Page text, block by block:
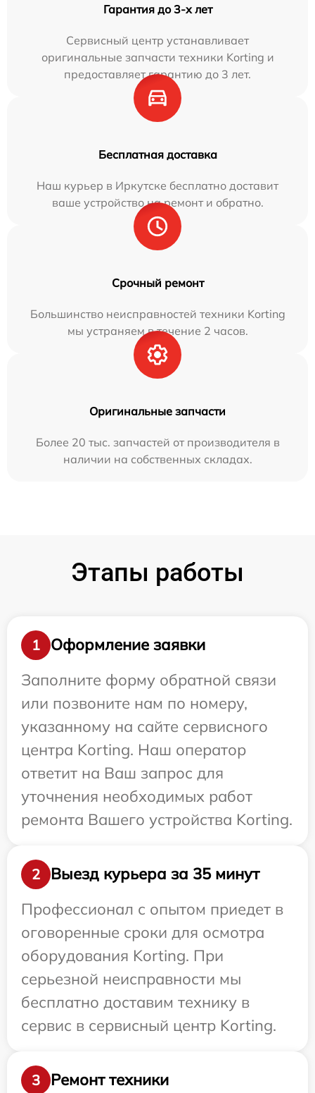
Гарантия до 3-х лет
Сервисный центр устанавливает
оригинальные запчасти техники Korting и
предоставляет гарантию до 3 лет.
Бесплатная доставка
Наш курьер в Иркутске бесплатно доставит
ваше устройство на ремонт и обратно.
Срочный ремонт
Большинство неисправностей техники Korting
мы устраняем в течение 2 часов.
Оригинальные запчасти
Более 20 тыс. запчастей от производителя в
наличии на собственных складах.
Этапы работы
1
Оформление заявки
Заполните форму обратной связи
или позвоните нам по номеру,
указанному на сайте сервисного
центра Korting. Наш оператор
ответит на Ваш запрос для
уточнения необходимых работ
ремонта Вашего устройства Korting.
2
Выезд курьера за 35 минут
Профессионал с опытом приедет в
оговоренные сроки для осмотра
оборудования Korting. При
серьезной неисправности мы
бесплатно доставим технику в
сервис в сервисный центр Korting.
3 Ремонт техники